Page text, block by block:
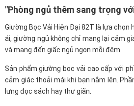
"Phòng ngủ thêm sang trọng
Giường Bọc Vải Hiện Đại 82T là lựa
ái, giường ngủ không chỉ mang lại cảm
và mang đến giấc ngủ ngon mỗi đêm.
Sản phẩm giường bọc vải cao cấp với
cảm giác thoải mái khi bạn nằm lên.
lưng đọc sách hay thư giãn.